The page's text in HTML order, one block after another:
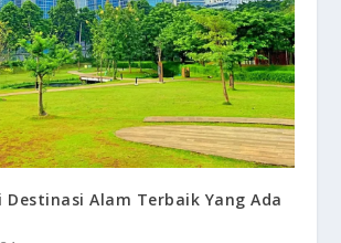
Destinasi Alam Terbaik Yang Ada